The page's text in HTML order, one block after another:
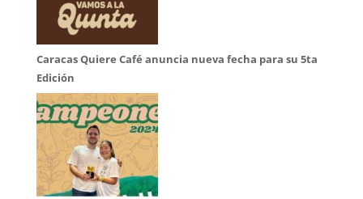
Caracas Quiere Café anuncia nueva fecha para su 5ta
Edición